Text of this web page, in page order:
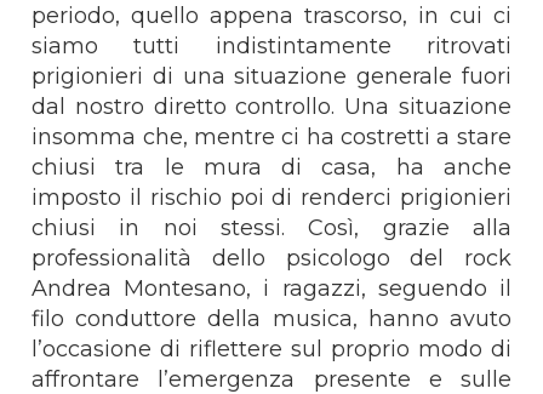
periodo, quello appena trascorso, in cui ci
siamo tutti indistintamente ritrovati
prigionieri di una situazione generale fuori
dal nostro diretto controllo. Una situazione
insomma che, mentre ci ha costretti a stare
chiusi tra le mura di casa, ha anche
imposto il rischio poi di renderci prigionieri
chiusi in noi stessi. Così, grazie alla
professionalità dello psicologo del rock
Andrea Montesano, i ragazzi, seguendo il
filo conduttore della musica, hanno avuto
l’occasione di riflettere sul proprio modo di
affrontare l’emergenza presente e sulle